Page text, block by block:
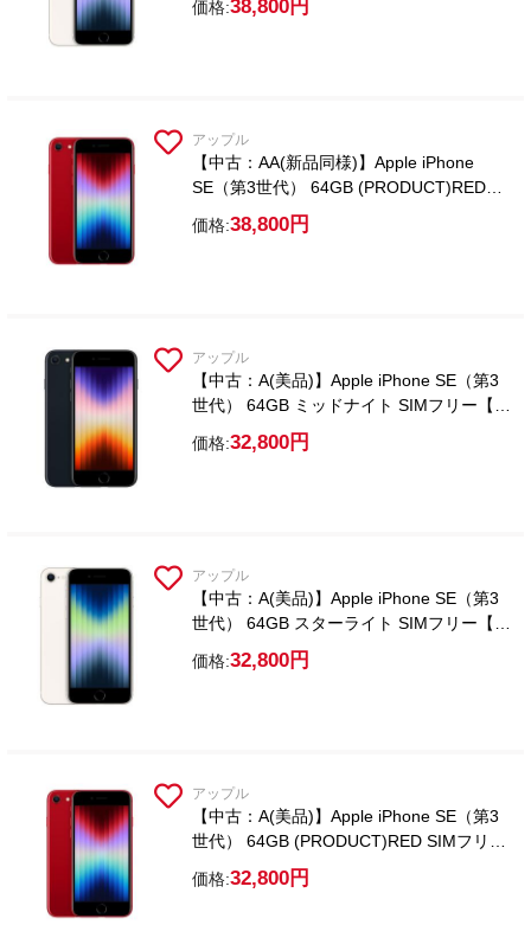
価格:38,800円
アップル
【中古：AA(新品同様)】Apple iPhone
SE（第3世代） 64GB (PRODUCT)RED
SIMフリー【ガラスフィルム付属】
価格:38,800円
アップル
【中古：A(美品)】Apple iPhone SE（第3
世代） 64GB ミッドナイト SIMフリー【ガ
ラスフィルム付属】
価格:32,800円
アップル
【中古：A(美品)】Apple iPhone SE（第3
世代） 64GB スターライト SIMフリー【ガ
ラスフィルム付属】
価格:32,800円
アップル
【中古：A(美品)】Apple iPhone SE（第3
世代） 64GB (PRODUCT)RED SIMフリー
【ガラスフィルム付属】
価格:32,800円